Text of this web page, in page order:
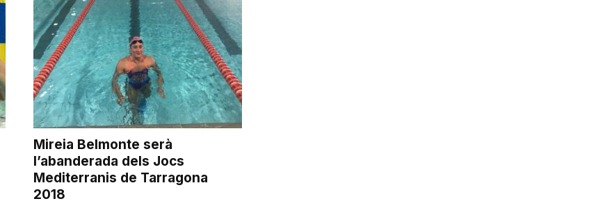
Mireia Belmonte serà
l’abanderada dels Jocs
Mediterranis de Tarragona
2018